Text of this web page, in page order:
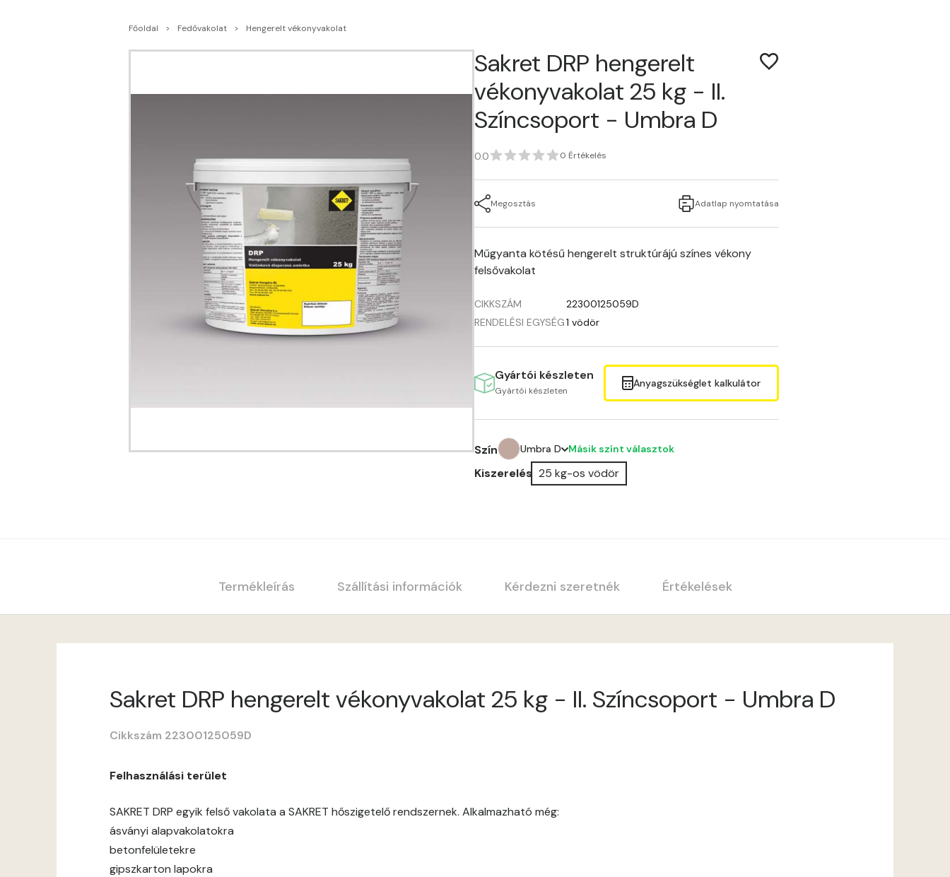
Főoldal Fedővakolat Hengerelt vékonyvakolat
Sakret DRP hengerelt
vékonyvakolat 25 kg - II.
Színcsoport - Umbra D
0.0 0 Értékelés
Megosztás Adatlap nyomtatása
Műgyanta kötésű hengerelt struktúrájú színes vékony
felsővakolat
CIKKSZÁM
22300125059D
RENDELÉSI EGYSÉG1 vödör
Gyártói készleten
Gyártói készleten
Anyagszükséglet kalkulátor
Szín
Umbra D
Amber C
Anticred C
Antimony C
Arsenic B
Másik színt választok
Kiszerelés 25 kg-os vödör
Termékleírás Szállítási információk Kérdezni szeretnék Értékelések
Sakret DRP hengerelt vékonyvakolat 25 kg - II. Színcsoport - Umbra D
Cikkszám 22300125059D
Felhasználási terület
SAKRET DRP egyik felső vakolata a SAKRET hőszigetelő rendszernek. Alkalmazható még:
ásványi alapvakolatokra
betonfelületekre
gipszkarton lapokra